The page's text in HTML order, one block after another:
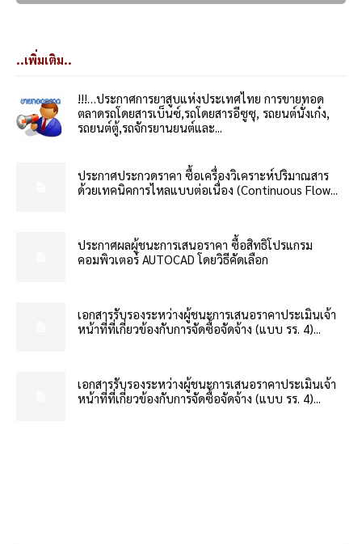
..เพิ่มเติม..
!!!…ประกาศการยาสูบแห่งประเทศไทย การขายทอด
ตลาดรถโดยสารเบ็นซ์,รถโดยสารอีซูซุ, รถยนต์นั่งเก๋ง,
รถยนต์ตู้,รถจักรยานยนต์และ...
ประกาศประกวดราคา ซื้อเครื่องวิเคราะห์ปริมาณสาร
ด้วยเทคนิคการไหลแบบต่อเนื่อง (Continuous Flow...
ประกาศผลผู้ชนะการเสนอราคา ซื้อสิทธิโปรแกรม
คอมพิวเตอร์ AUTOCAD โดยวิธีคัดเลือก
เอกสารรับรองระหว่างผู้ชนะการเสนอราคาประเมินเจ้า
หน้าที่ที่เกี่ยวข้องกับการจัดซื้อจัดจ้าง (แบบ รร. 4)...
เอกสารรับรองระหว่างผู้ชนะการเสนอราคาประเมินเจ้า
หน้าที่ที่เกี่ยวข้องกับการจัดซื้อจัดจ้าง (แบบ รร. 4)...